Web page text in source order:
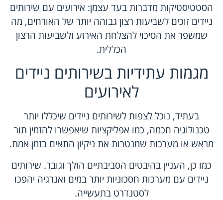
הסטטיסטיקות מדברות בעד עצמן: אירועים עם שירותים
ניידים זוכים לשביעות רצון גבוהה יותר של האורחים, מה
שמשפר את הסיכוי להצלחת האירוע ולשביעות הרצון
הכללית.
מגמות עתידיות בשירותים ניידים
לאירועים
בעתיד, נוכל לצפות לשירותים ניידים שיכללו יותר
טכנולוגיה חכמה, כמו אפליקציות שיאפשרו להזמין תור
מראש או מערכות שמנטרות את ניקיון התאים בזמן אמת.
כמו כן, העניין בהיבטים הסביבתיים הולך וגובר. שירותים
ניידים עם מערכות חסכוניות יותר במים ואנרגיה יהפכו
לסטנדרט בתעשייה.